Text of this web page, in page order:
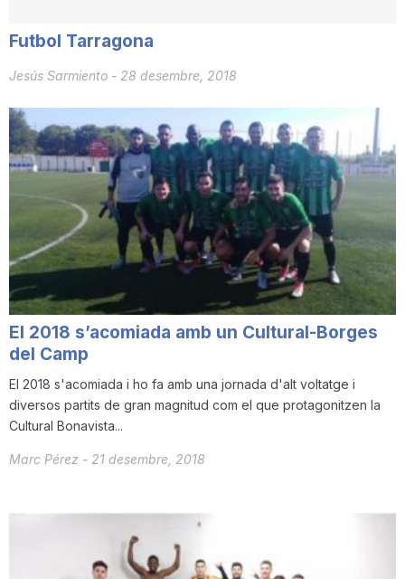
t
e
T
a
r
Futbol Tarragona
Jesús Sarmiento - 28 desembre, 2018
El 2018 s’acomiada amb un Cultural-Borges
del Camp
El 2018 s'acomiada i ho fa amb una jornada d'alt voltatge i
diversos partits de gran magnitud com el que protagonitzen la
Cultural Bonavista...
Marc Pérez - 21 desembre, 2018